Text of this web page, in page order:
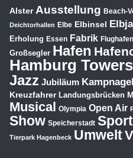
Alster Ausstellung Beach-
Deichtorhallen Elbe Elbinsel
Erholung Essen Fabrik Flughafen
Großsegler Hafen
Hamburg Towers
Jazz Jubiläum Kampnagel
Kreuzfahrer Landungsbrücken
Musical Olympia Open Air
Show Speicherstadt Sport
Tierpark Hagenbeck Umwelt